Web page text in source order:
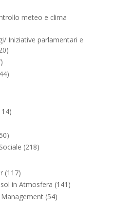
meteo e clima
Iniziative parlamentari e
(218)
(117)
in Atmosfera (141)
(54)